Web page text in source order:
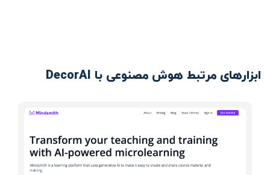
ابزارهای مرتبط هوش مصنوعی با DecorAI